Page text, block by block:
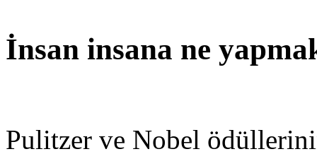
İnsan insana ne
Pulitzer ve Nobel